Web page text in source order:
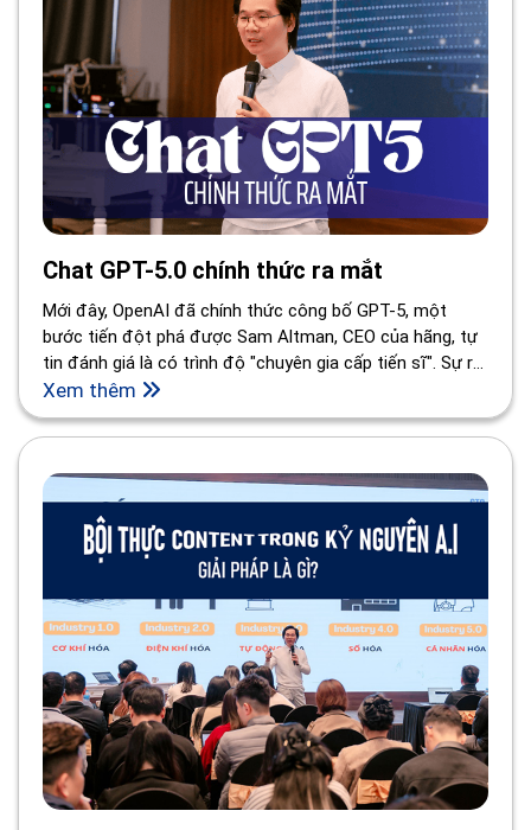
Chat GPT-5.0 chính thức ra mắt
Mới đây, OpenAI đã chính thức công bố GPT-5, một
bước tiến đột phá được Sam Altman, CEO của hãng, tự
tin đánh giá là có trình độ "chuyên gia cấp tiến sĩ". Sự ra
đời của GPT-5 không chỉ đơn thuần là một bản nâng
cấp, mà còn là một cột mốc quan trọng, định hình lại
cách chúng ta tương tác với trí tuệ nhân tạo.
Xem thêm